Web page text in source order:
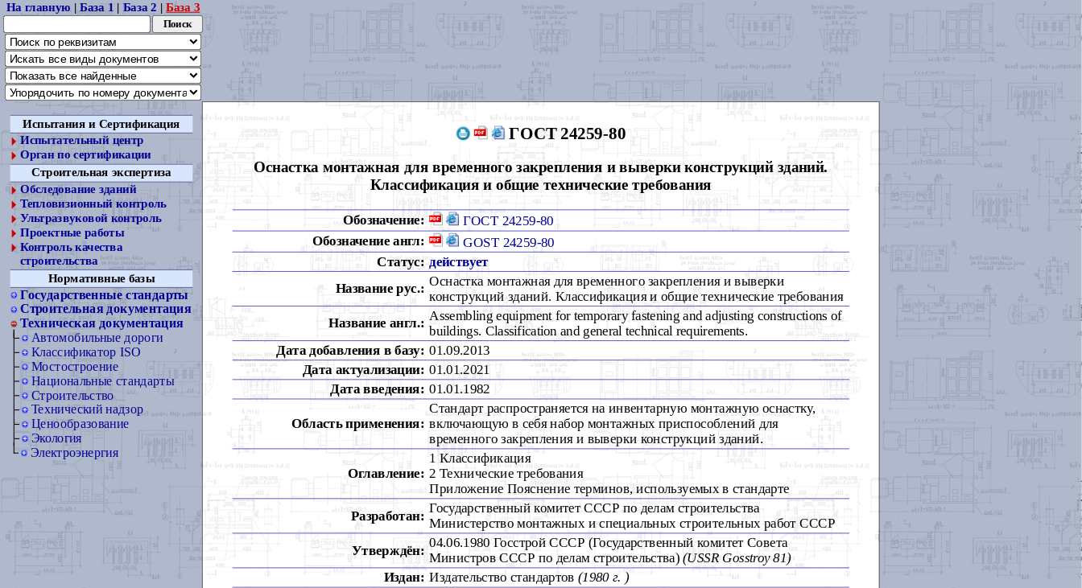
На главную |База 1 | База 2 |База 3
Испытания и Сертификация
Испытательный центр
Орган по сертификации
Строительная экспертиза
Обследование зданий
Тепловизионный контроль
Ультразвуковой контроль
Проектные работы
Контроль качества
строительства
Нормативные базы
Государственные стандарты
Строительная документация
Техническая документация
Автомобильные дороги
Классификатор ISO
Мостостроение
Национальные стандарты
Строительство
Технический надзор
Ценообразование
Экология
Электроэнергия
ГОСТ 24259-80
Оснастка монтажная для временного закрепления и выверки конструкций зданий.
Классификация и общие технические требования
Обозначение: ГОСТ 24259-80
Обозначение англ: GOST 24259-80
Статус: действует
Название рус.:
Оснастка монтажная для временного закрепления и выверки
конструкций зданий. Классификация и общие технические требования
Название англ.:
Assembling equipment for temporary fastening and adjusting constructions of
buildings. Classification and general technical requirements.
Дата добавления в базу: 01.09.2013
Дата актуализации: 01.01.2021
Дата введения: 01.01.1982
Область применения:
Стандарт распространяется на инвентарную монтажную оснастку,
включающую в себя набор монтажных приспособлений для
временного закрепления и выверки конструкций зданий.
Оглавление:
1 Классификация
2 Технические требования
Приложение Пояснение терминов, используемых в стандарте
Разработан:
Государственный комитет СССР по делам строительства
Министерство монтажных и специальных строительных работ СССР
Утверждён:
04.06.1980 Госстрой СССР (Государственный комитет Совета
Министров СССР по делам строительства)(USSR Gosstroy 81)
Издан: Издательство стандартов (1980 г. )